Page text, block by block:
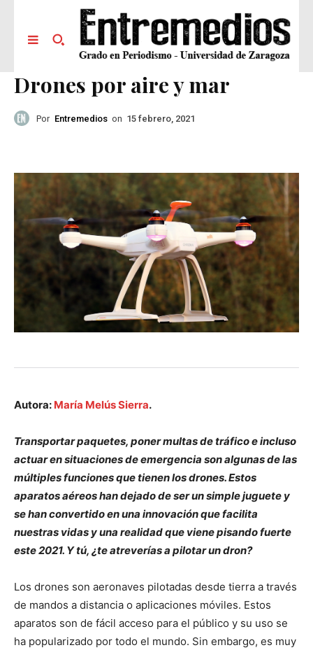
Drones por aire y mar
Por Entremedios on 15 febrero, 2021
Autora: María Melús Sierra.
Transportar paquetes, poner multas de tráfico e incluso
actuar en situaciones de emergencia son algunas de las
múltiples funciones que tienen los drones. Estos
aparatos aéreos han dejado de ser un simple juguete y
se han convertido en una innovación que facilita
nuestras vidas y una realidad que viene pisando fuerte
este 2021. Y tú, ¿te atreverías a pilotar un dron?
Los drones son aeronaves pilotadas desde tierra a través
de mandos a distancia o aplicaciones móviles. Estos
aparatos son de fácil acceso para el público y su uso se
ha popularizado por todo el mundo. Sin embargo, es muy